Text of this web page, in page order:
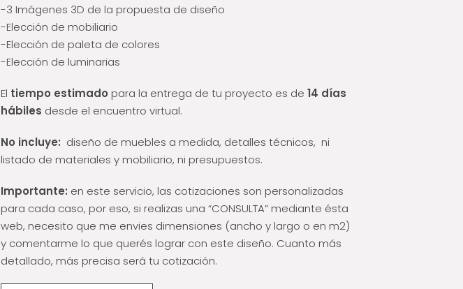
-3 Imágenes 3D de la propuesta de diseño
-Elección de mobiliario
-Elección de paleta de colores
-Elección de luminarias
El tiempo estimado para la entrega de tu proyecto es de 14 días
hábiles desde el encuentro virtual.
No incluye: diseño de muebles a medida, detalles técnicos, ni
listado de materiales y mobiliario, ni presupuestos.
Importante: en este servicio, las cotizaciones son personalizadas
para cada caso, por eso, si realizas una “CONSULTA” mediante ésta
web, necesito que me envies dimensiones (ancho y largo o en m2)
y comentarme lo que querés lograr con este diseño. Cuanto más
detallado, más precisa será tu cotización.